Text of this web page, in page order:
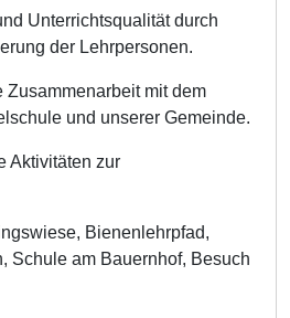
Unterrichtsqualität durch
der Lehrpersonen.
mit dem
und unserer Gemeinde.
Aktivitäten zur
Bienenlehrpfad,
Schule am Bauernhof, Besuch